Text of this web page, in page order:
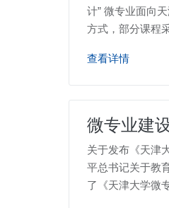
计” 微专业面向
方式，部分课程
查看详情
微专业建
关于发布《天津
平总书记关于教
了《天津大学微